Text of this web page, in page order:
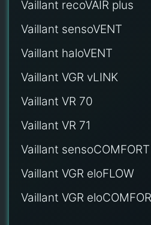
Vaillant recoVAIR plus
Vaillant sensoVENT
Vaillant haloVENT
Vaillant VGR vLINK
Vaillant VR 70
Vaillant VR 71
Vaillant
Vaillant VGR eloFLOW
Vaillant VGR